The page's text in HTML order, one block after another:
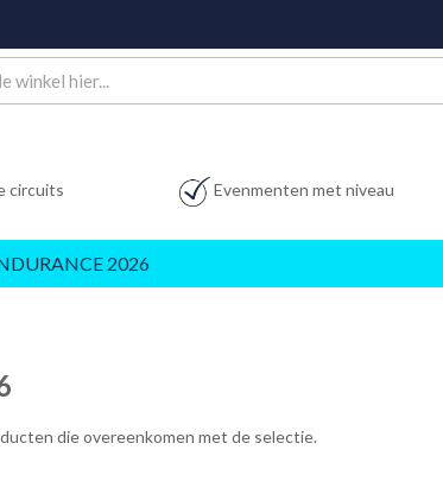
circuits Evenmenten met niveau
2026
die overeenkomen met de selectie.